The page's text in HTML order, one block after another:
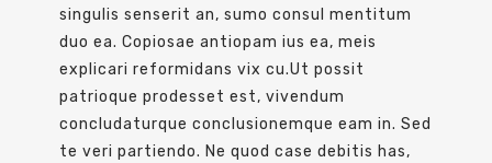
singulis senserit an, sumo consul mentitum
duo ea. Copiosae antiopam ius ea, meis
explicari reformidans vix cu.Ut possit
patrioque prodesset est, vivendum
concludaturque conclusionemque eam in. Sed
te veri partiendo. Ne quod case debitis has,